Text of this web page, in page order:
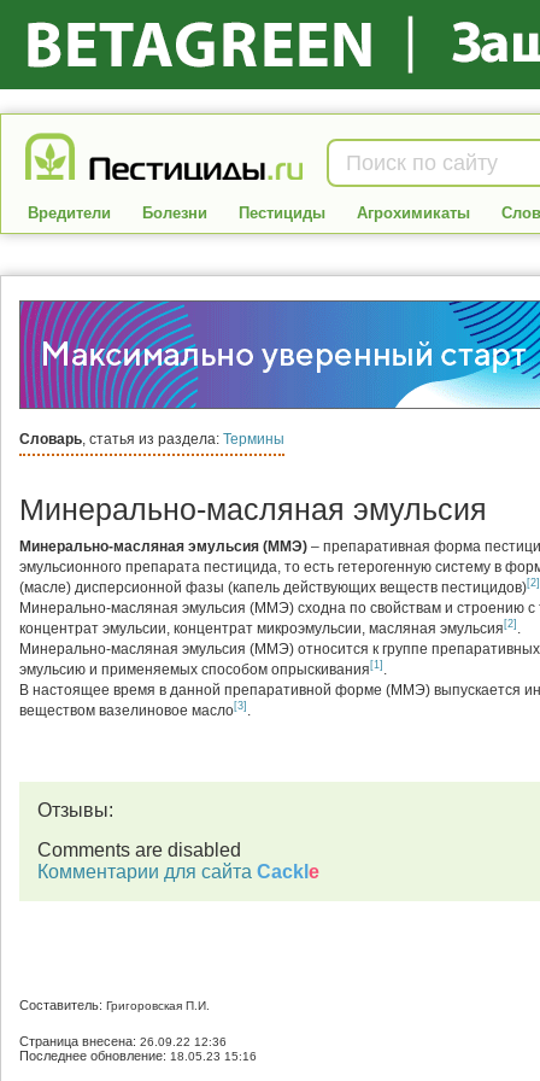
Вредители Болезни Пестициды Агрохимикаты
Словарь, статья из раздела: Термины
Минерально-масляная эмульсия
Минерально-масляная эмульсия (ММЭ) – препаративная форма
эмульсионного препарата пестицида, то есть гетерогенную систему в
(масле) дисперсионной фазы (капель действующих веществ пестицидов)[2]
Минерально-масляная эмульсия (ММЭ) сходна по свойствам и строению
концентрат эмульсии, концентрат микроэмульсии, масляная эмульсия [2] .
Минерально-масляная эмульсия (ММЭ) относится к группе
эмульсию и применяемых способом опрыскивания [1] .
В настоящее время в данной препаративной форме (ММЭ) выпускается
веществом вазелиновое масло[3] .
Отзывы:
Comments are disabled
Комментарии для сайта Cackl e
Составитель: Григоровская П.И.
Страница внесена: 26.09.22 12:36
Последнее обновление: 18.05.23 15:16